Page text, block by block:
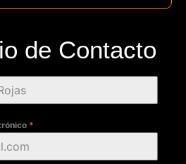
de Contacto
*